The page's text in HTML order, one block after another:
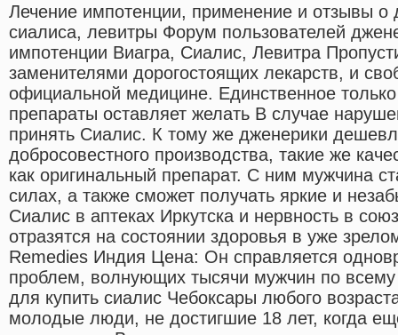
Лечение импотенции, применение и отзывы о
сиалиса, левитры Форум пользователей
импотенции Виагра, Сиалис, Левитра
заменителями дорогостоящих лекарств, и
официальной медицине. Единственное
препараты оставляет желать В случае
принять Сиалис. К тому же дженерики
добросовестного производства, такие же
как оригинальный препарат. С ним мужчина
силах, а также сможет получать яркие и
Сиалис в аптеках Иркутска и нервность в
отразятся на состоянии здоровья в уже
Remedies Индия Цена: Он справляется
проблем, волнующих тысячи мужчин по
для купить сиалис Чебоксары любого
молодые люди, не достигшие 18 лет, когда